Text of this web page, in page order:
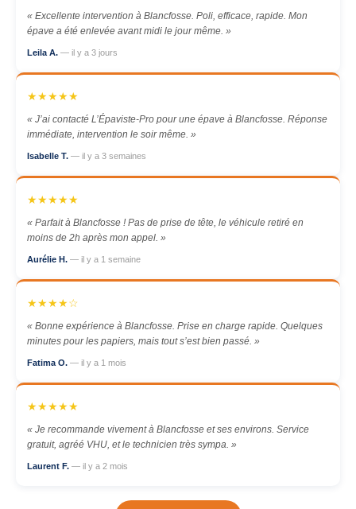
« Excellente intervention à Blancfosse. Poli, efficace, rapide. Mon
épave a été enlevée avant midi le jour même. »
Leila A. — il y a 3 jours
★★★★★
« J’ai contacté L’Épaviste-Pro pour une épave à Blancfosse. Réponse
immédiate, intervention le soir même. »
Isabelle T. — il y a 3 semaines
★★★★★
« Parfait à Blancfosse ! Pas de prise de tête, le véhicule retiré en
moins de 2h après mon appel. »
Aurélie H. — il y a 1 semaine
★★★★☆
« Bonne expérience à Blancfosse. Prise en charge rapide. Quelques
minutes pour les papiers, mais tout s’est bien passé. »
Fatima O. — il y a 1 mois
★★★★★
« Je recommande vivement à Blancfosse et ses environs. Service
gratuit, agréé VHU, et le technicien très sympa. »
Laurent F. — il y a 2 mois